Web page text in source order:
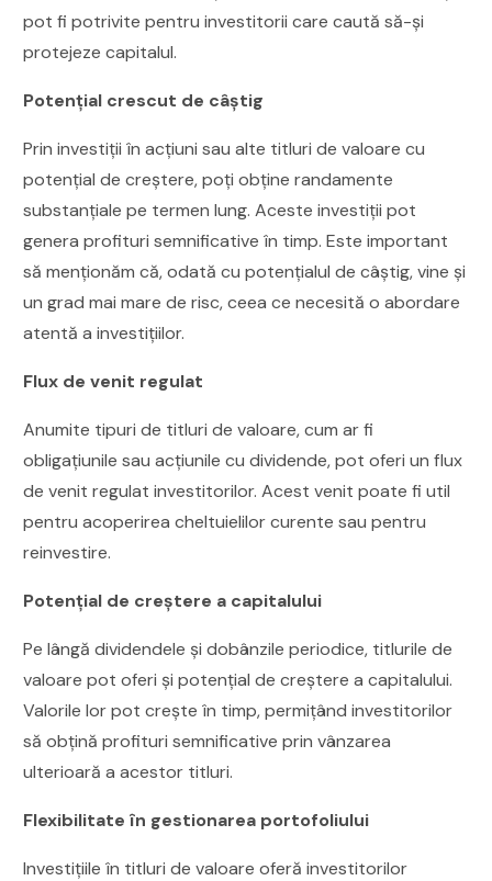
pot fi potrivite pentru investitorii care caută să-și
protejeze capitalul.
Potențial crescut de câștig
Prin investiții în acțiuni sau alte titluri de valoare cu
potențial de creștere, poți obține randamente
substanțiale pe termen lung. Aceste investiții pot
genera profituri semnificative în timp. Este important
să menționăm că, odată cu potențialul de câștig, vine și
un grad mai mare de risc, ceea ce necesită o abordare
atentă a investițiilor.
Flux de venit regulat
Anumite tipuri de titluri de valoare, cum ar fi
obligațiunile sau acțiunile cu dividende, pot oferi un flux
de venit regulat investitorilor. Acest venit poate fi util
pentru acoperirea cheltuielilor curente sau pentru
reinvestire.
Potențial de creștere a capitalului
Pe lângă dividendele și dobânzile periodice, titlurile de
valoare pot oferi și potențial de creștere a capitalului.
Valorile lor pot crește în timp, permițând investitorilor
să obțină profituri semnificative prin vânzarea
ulterioară a acestor titluri.
Flexibilitate în gestionarea portofoliului
Investițiile în titluri de valoare oferă investitorilor